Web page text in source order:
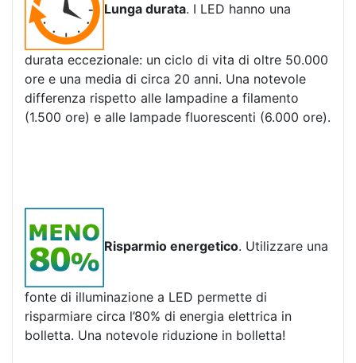
Lunga durata. I LED hanno una
durata eccezionale: un ciclo di vita di oltre 50.000
ore e una media di circa 20 anni. Una notevole
differenza rispetto alle lampadine a filamento
(1.500 ore) e alle lampade fluorescenti (6.000 ore).
Risparmio energetico. Utilizzare una
fonte di illuminazione a LED permette di
risparmiare circa l’80% di energia elettrica in
bolletta. Una notevole riduzione in bolletta!